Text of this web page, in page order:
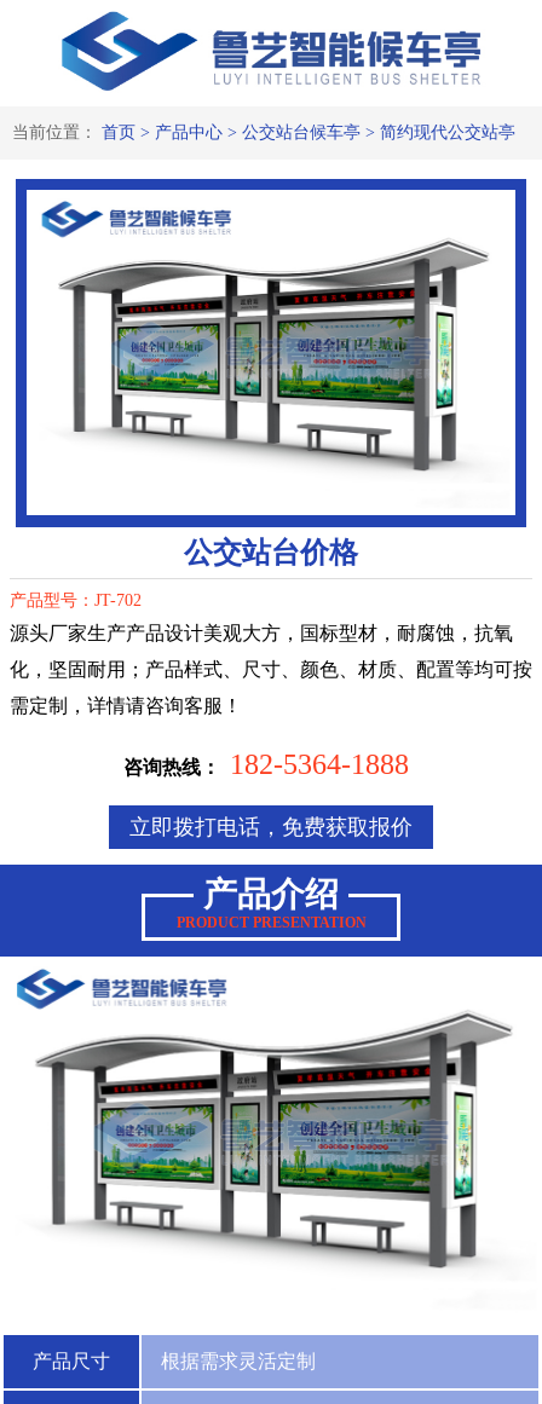
当前位置： 首页 > 产品中心> 公交站台候车亭> 简约现代公交站亭
公交站台价格
产品型号：JT-702
源头厂家生产产品设计美观大方，国标型材，耐腐蚀，抗氧
化，坚固耐用；产品样式、尺寸、颜色、材质、配置等均可按
需定制，详情请咨询客服！
咨询热线： 182-5364-1888
立即拨打电话，免费获取报价
产品介绍
PRODUCT PRESENTATION
产品尺寸 根据需求灵活定制